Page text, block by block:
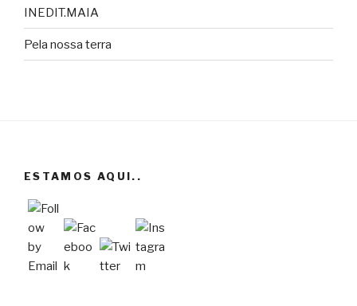
INEDIT.MAIA
Pela nossa terra
ESTAMOS AQUI..